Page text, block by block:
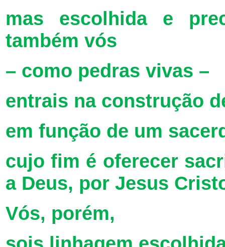
mas escolhida e
também vós
– como pedras vivas –
entrais na construção
em função de um
cujo fim é oferecer
a Deus, por Jesus
Vós, porém,